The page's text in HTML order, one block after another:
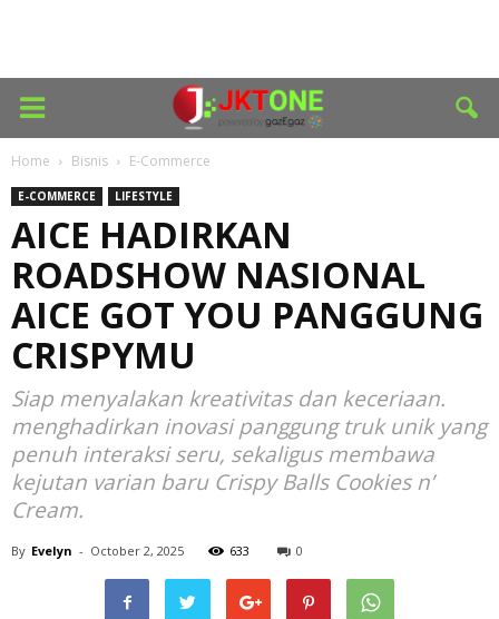
Home Bisnis E-Commerce
E-COMMERCE LIFESTYLE
AICE HADIRKAN
ROADSHOW NASIONAL
AICE GOT YOU PANGGUNG
CRISPYMU
Siap menyalakan kreativitas dan keceriaan.
menghadirkan inovasi panggung truk unik yang
penuh interaksi seru, sekaligus membawa
kejutan varian baru Crispy Balls Cookies n’
Cream.
By Evelyn - October 2, 2025 633 0